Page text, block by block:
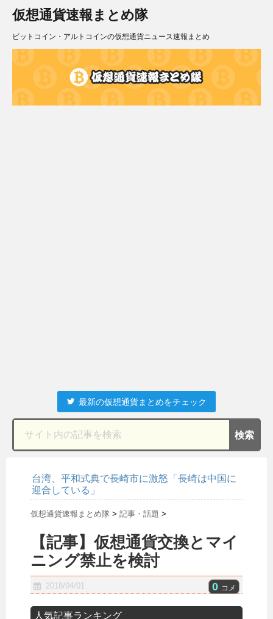
仮想通貨速報まとめ隊
ビットコイン・アルトコインの仮想通貨ニュース速報まとめ
最新の仮想通貨まとめをチェック
台湾、平和式典で長崎市に激怒「長崎は中国に
迎合している」
仮想通貨速報まとめ隊 > 記事・話題 >
【記事】仮想通貨交換とマイ
ニング禁止を検討
2018/04/01 0 コメ
人気記事ランキング